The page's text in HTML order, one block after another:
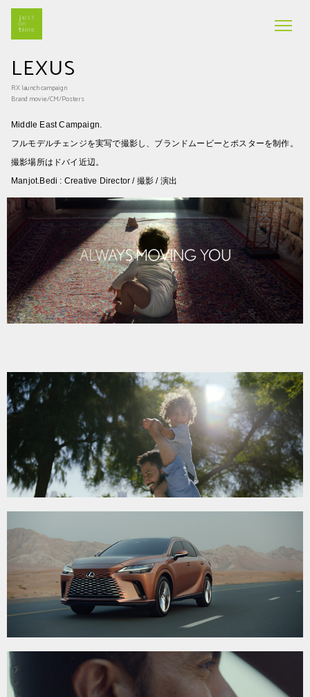
LEXUS
RX launch campaign
Brand movie/CM/Posters
Middle East Campaign.
フルモデルチェンジを実写で撮影し、ブランドムービーとポスターを制作。
撮影場所はドバイ近辺。
Manjot.Bedi : Creative Director / 撮影 / 演出